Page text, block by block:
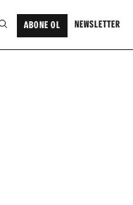
ABONE OL NEWSLETTER